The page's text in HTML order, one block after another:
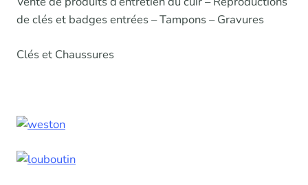
de clés et badges entrées – Tampons – Gravures
Clés et Chaussures